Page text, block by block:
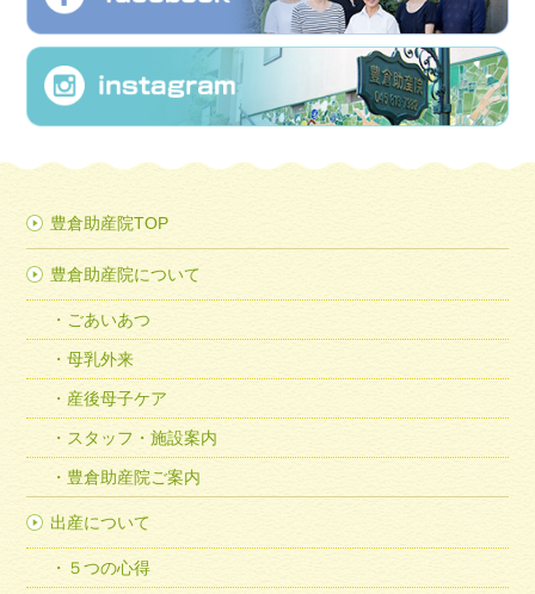
豊倉助産院TOP
豊倉助産院について
ごあいあつ
母乳外来
産後母子ケア
スタッフ・施設案内
豊倉助産院ご案内
出産について
５つの心得